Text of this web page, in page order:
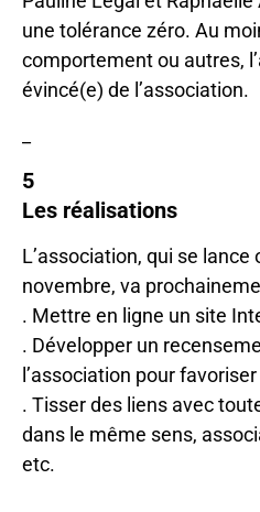
une tolérance zéro. Au
comportement ou autres,
évincé(e) de l’association.
5
Les réalisations
L’association, qui se
novembre, va
. Mettre en ligne un site
. Développer un
l’association pour
. Tisser des liens avec
dans le même sens,
etc.